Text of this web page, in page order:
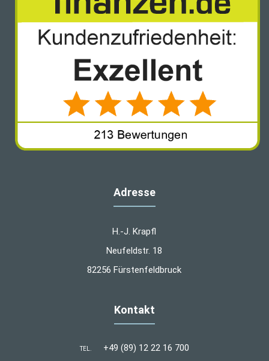
Adresse
H.-J. Krapfl
Neufeldstr. 18
82256 Fürstenfeldbruck
Kontakt
TEL. +49 (89) 12 22 16 700